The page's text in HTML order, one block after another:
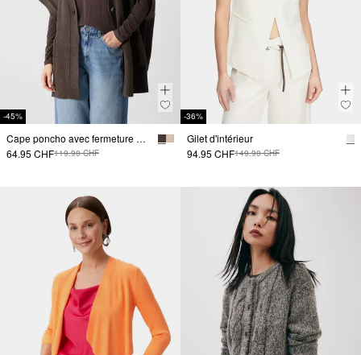
-45%
Cape poncho avec fermeture à boutons
64.95 CHF119.90 CHF
-36%
Gilet d'intérieur
94.95 CHF149.90 CHF